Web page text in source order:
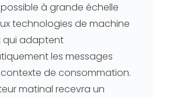
à grande échelle
technologies de machine
qui adaptent
les messages
de consommation.
matinal recevra un